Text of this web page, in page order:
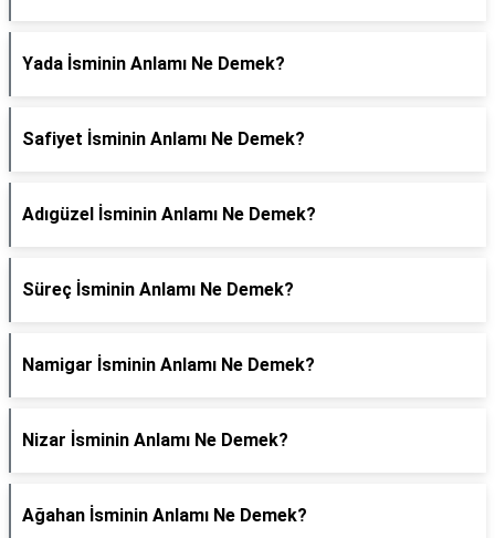
Yada İsminin Anlamı Ne Demek?
Safiyet İsminin Anlamı Ne Demek?
Adıgüzel İsminin Anlamı Ne Demek?
Süreç İsminin Anlamı Ne Demek?
Namigar İsminin Anlamı Ne Demek?
Nizar İsminin Anlamı Ne Demek?
Ağahan İsminin Anlamı Ne Demek?